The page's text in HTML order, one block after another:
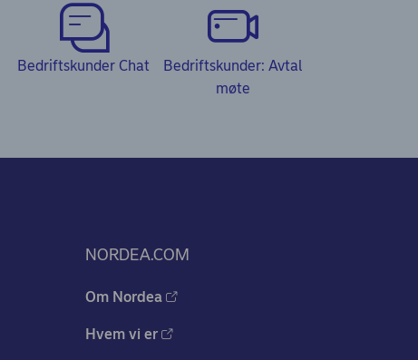
Bedriftskunder Chat
Bedriftskunder: Avtal
møte
NORDEA.COM
Om Nordea
Hvem vi er